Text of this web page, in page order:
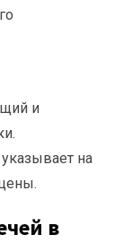
и
на
в